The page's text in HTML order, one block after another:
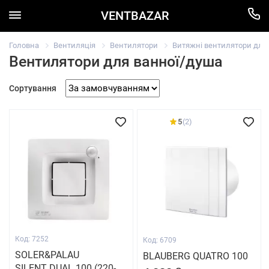
VENTBAZAR
Головна Вентиляція Вентилятори Витяжні вентилятори для
Вентилятори для ванної/душа
Сортування
Код: 7252
SOLER&PALAU
5(2)
Код: 6709
BLAUBERG QUATRO 100